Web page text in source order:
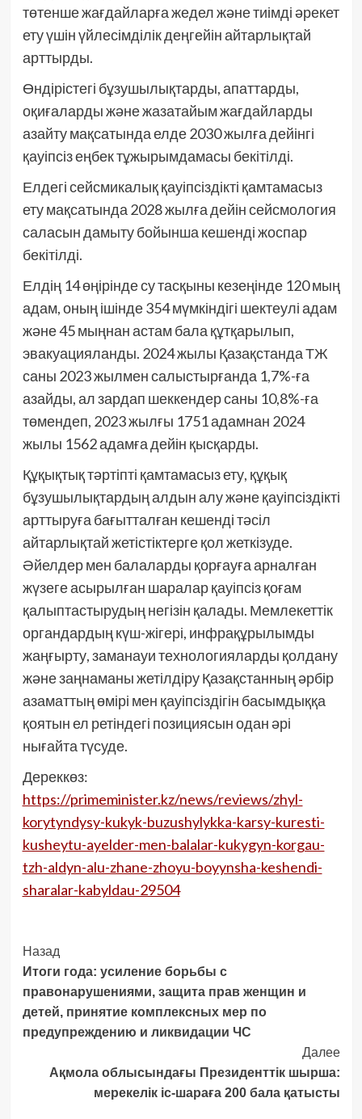
төтенше жағдайларға жедел және тиімді әрекет
ету үшін үйлесімділік деңгейін айтарлықтай
арттырды.
Өндірістегі бұзушылықтарды, апаттарды,
оқиғаларды және жазатайым жағдайларды
азайту мақсатында елде 2030 жылға дейінгі
қауіпсіз еңбек тұжырымдамасы бекітілді.
Елдегі сейсмикалық қауіпсіздікті қамтамасыз
ету мақсатында 2028 жылға дейін сейсмология
саласын дамыту бойынша кешенді жоспар
бекітілді.
Елдің 14 өңірінде су тасқыны кезеңінде 120 мың
адам, оның ішінде 354 мүмкіндігі шектеулі адам
және 45 мыңнан астам бала құтқарылып,
эвакуацияланды. 2024 жылы Қазақстанда ТЖ
саны 2023 жылмен салыстырғанда 1,7%-ға
азайды, ал зардап шеккендер саны 10,8%-ға
төмендеп, 2023 жылғы 1751 адамнан 2024
жылы 1562 адамға дейін қысқарды.
Құқықтық тәртіпті қамтамасыз ету, құқық
бұзушылықтардың алдын алу және қауіпсіздікті
арттыруға бағытталған кешенді тәсіл
айтарлықтай жетістіктерге қол жеткізуде.
Әйелдер мен балаларды қорғауға арналған
жүзеге асырылған шаралар қауіпсіз қоғам
қалыптастырудың негізін қалады. Мемлекеттік
органдардың күш-жігері, инфрақұрылымды
жаңғырту, заманауи технологияларды қолдану
және заңнаманы жетілдіру Қазақстанның әрбір
азаматтың өмірі мен қауіпсіздігін басымдыққа
қоятын ел ретіндегі позициясын одан әрі
нығайта түсуде.
Дереккөз:
https://primeminister.kz/news/reviews/zhyl-
korytyndysy-kukyk-buzushylykka-karsy-kuresti-
kusheytu-ayelder-men-balalar-kukygyn-korgau-
tzh-aldyn-alu-zhane-zhoyu-boyynsha-keshendi-
sharalar-kabyldau-29504
Post
Navigation
Назад
Итоги года: усиление борьбы с
правонарушениями, защита прав женщин и
детей, принятие комплексных мер по
предупреждению и ликвидации ЧС
Далее
Ақмола облысындағы Президенттік шырша:
мерекелік іс-шараға 200 бала қатысты